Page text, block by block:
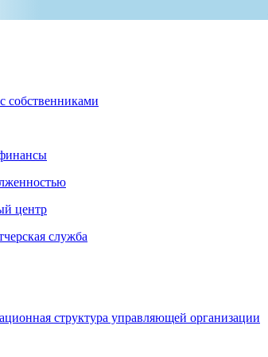
собственниками
центр
служба
структура управляющей организации